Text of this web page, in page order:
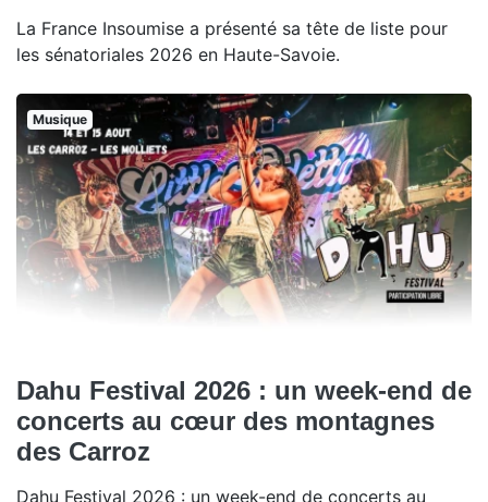
La France Insoumise a présenté sa tête de liste pour
les sénatoriales 2026 en Haute-Savoie.
Musique
Dahu Festival 2026 : un week-end de
concerts au cœur des montagnes
des Carroz
Dahu Festival 2026 : un week-end de concerts au